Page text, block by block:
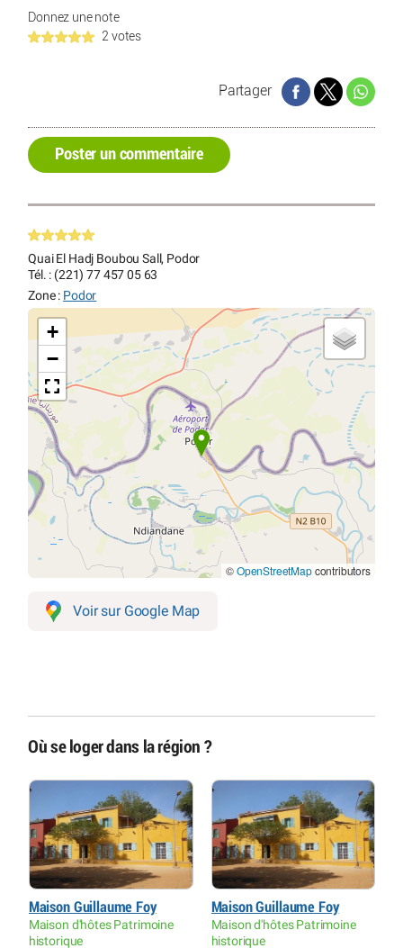
Donnez une note
2 votes
Partager
Poster un commentaire
Quai El Hadj Boubou Sall, Podor
Tél. : (221) 77 457 05 63
Zone : Podor
+
−
©OpenStreetMapcontributors
Voir sur Google Map
Où se loger dans la région ?
Maison Guillaume Foy
Maison d'hôtes Patrimoine
historique
Maison Guillaume Foy
Maison d'hôtes Patrimoine
historique